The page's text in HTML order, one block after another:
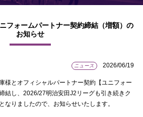
フォームパートナー契約締結（増額）の
お知らせ
ニュース 2026/06/19
様とオフィシャルパートナー契約【ユニフォー
結し、2026/27明治安田J2リーグも引き続きク
なりましたので、お知らせいたします。